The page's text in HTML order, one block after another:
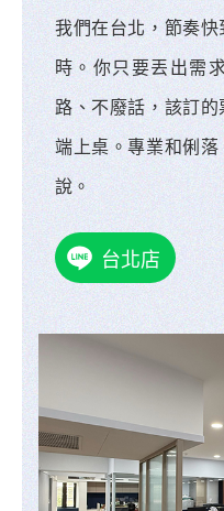
何時旅遊-台
黃貫銘
Yellow
我們在台北，節奏
時。你只要丟出需